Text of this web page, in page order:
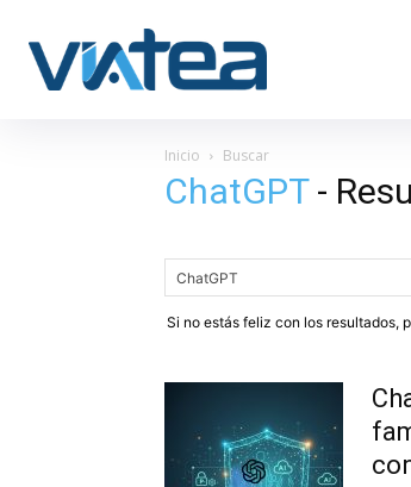
Inicio Buscar
ChatGPT-
Si no estás feliz con los resultados,